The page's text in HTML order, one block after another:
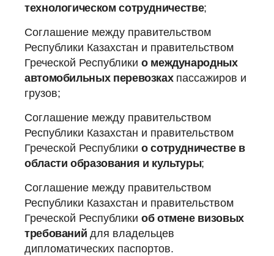
технологическом сотрудничестве;
Соглашение между правительством
Республики Казахстан и правительством
Греческой Республики о международных
автомобильных перевозкахпассажиров и
грузов;
Соглашение между правительством
Республики Казахстан и правительством
Греческой Республики о сотрудничестве в
области образования и культуры;
Соглашение между правительством
Республики Казахстан и правительством
Греческой Республики об отмене визовых
требований для владельцев
дипломатических паспортов.